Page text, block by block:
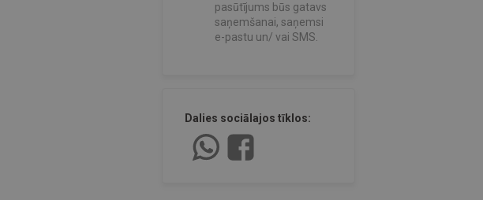
pasūtījums būs gatavs
saņemšanai, saņemsi
e-pastu un/ vai SMS.
Dalies sociālajos tīklos: